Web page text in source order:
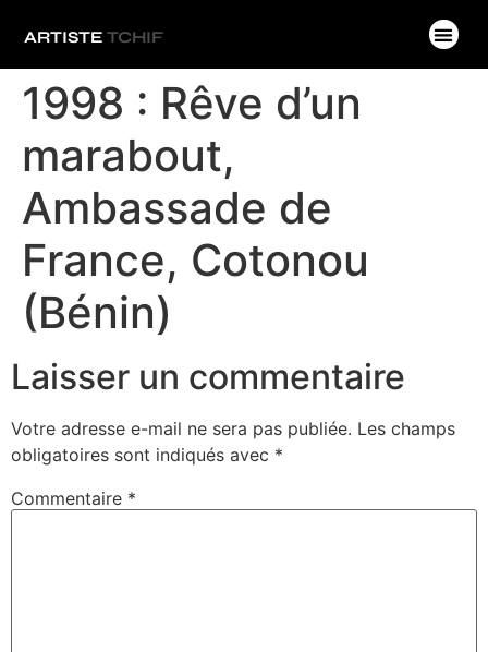
ARTISTE TCHIF
1998 : Rêve d’un
marabout,
Ambassade de
France, Cotonou
(Bénin)
Laisser un commentaire
Votre adresse e-mail ne sera pas publiée. Les champs
obligatoires sont indiqués avec *
Commentaire *